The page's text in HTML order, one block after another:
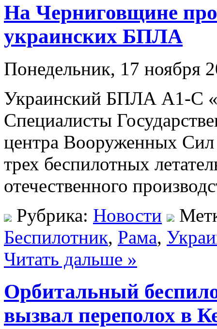
На Черниговщине
украинских БПЛА
Понедельник, 17 ноября
Украинский БПЛА А1-С
Специалисты
центра Вооруженных
трех беспилотных
отечественного
Рубрика: Новости
Беспилотник, Рама,
Читать дальше »
Орбитальный
вызвал переполох в